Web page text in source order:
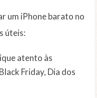
um iPhone barato no
úteis:
atento às
Friday, Dia dos